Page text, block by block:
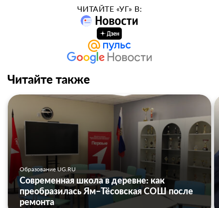
ЧИТАЙТЕ «УГ» В:
Читайте также
Образование UG.RU
Современная школа в деревне: как
преобразилась Ям–Тёсовская СОШ после
ремонта